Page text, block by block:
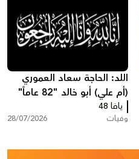
اللد: الحاجة سعاد العموري
(أم علي) أبو خالد "82 عاماً"
في ذمّة الله
يافا 48
وفيات 28/07/2026